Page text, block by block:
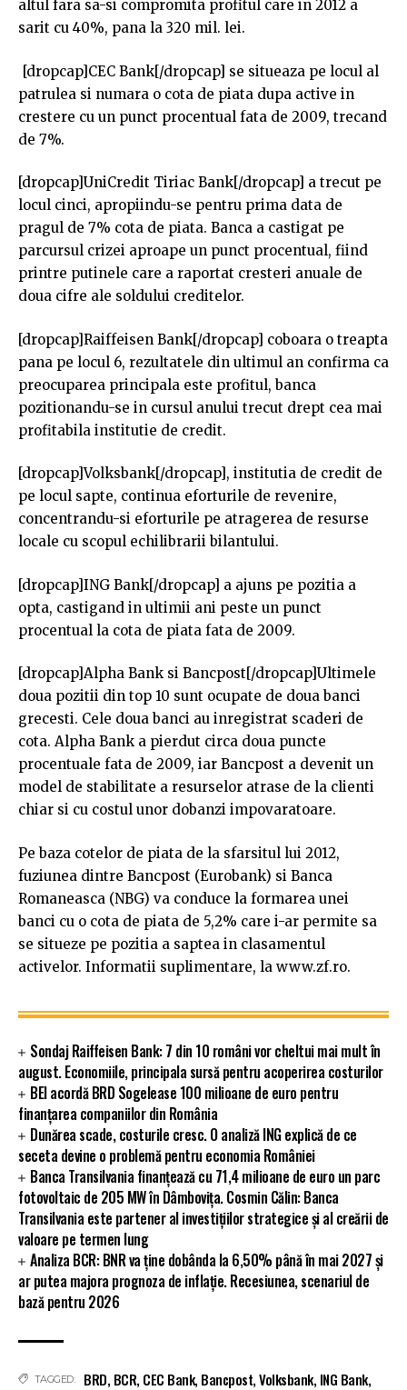
altul fara sa-si compromita profitul care in 2012 a
sarit cu 40%, pana la 320 mil. lei.
[dropcap]CEC Bank[/dropcap] se situeaza pe locul al
patrulea si numara o cota de piata dupa active in
crestere cu un punct procentual fata de 2009, trecand
de 7%.
[dropcap]UniCredit Tiriac Bank[/dropcap] a trecut pe
locul cinci, apropiindu-se pentru prima data de
pragul de 7% cota de piata. Banca a castigat pe
parcursul crizei aproape un punct procentual, fiind
printre putinele care a raportat cresteri anuale de
doua cifre ale soldului creditelor.
[dropcap]Raiffeisen Bank[/dropcap] coboara o treapta
pana pe locul 6, rezultatele din ultimul an confirma ca
preocuparea principala este profitul, banca
pozitionandu-se in cursul anului trecut drept cea mai
profitabila institutie de credit.
[dropcap]Volksbank[/dropcap], institutia de credit de
pe locul sapte, continua eforturile de revenire,
concentrandu-si eforturile pe atragerea de resurse
locale cu scopul echilibrarii bilantului.
[dropcap]ING Bank[/dropcap] a ajuns pe pozitia a
opta, castigand in ultimii ani peste un punct
procentual la cota de piata fata de 2009.
[dropcap]Alpha Bank si Bancpost[/dropcap]Ultimele
doua pozitii din top 10 sunt ocupate de doua banci
grecesti. Cele doua banci au inregistrat scaderi de
cota. Alpha Bank a pierdut circa doua puncte
procentuale fata de 2009, iar Bancpost a devenit un
model de stabilitate a resurselor atrase de la clienti
chiar si cu costul unor dobanzi impovaratoare.
Pe baza cotelor de piata de la sfarsitul lui 2012,
fuziunea dintre Bancpost (Eurobank) si Banca
Romaneasca (NBG) va conduce la formarea unei
banci cu o cota de piata de 5,2% care i-ar permite sa
se situeze pe pozitia a saptea in clasamentul
activelor. Informatii suplimentare, la www.zf.ro.
Sondaj Raiffeisen Bank: 7 din 10 români vor cheltui mai mult în
august. Economiile, principala sursă pentru acoperirea costurilor
BEI acordă BRD Sogelease 100 milioane de euro pentru
finanțarea companiilor din România
Dunărea scade, costurile cresc. O analiză ING explică de ce
seceta devine o problemă pentru economia României
Banca Transilvania finanțează cu 71,4 milioane de euro un parc
fotovoltaic de 205 MW în Dâmbovița. Cosmin Călin: Banca
Transilvania este partener al investițiilor strategice și al creării de
valoare pe termen lung
Analiza BCR: BNR va ține dobânda la 6,50% până în mai 2027 și
ar putea majora prognoza de inflație. Recesiunea, scenariul de
bază pentru 2026
TAGGED: BRD, BCR, CEC Bank, Bancpost,Volksbank, ING Bank,